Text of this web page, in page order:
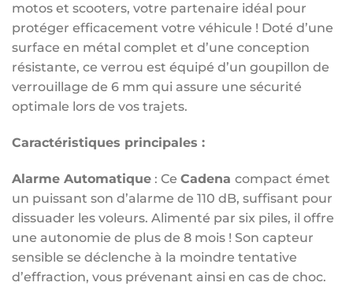
motos et scooters, votre partenaire idéal pour
protéger efficacement votre véhicule ! Doté d’une
surface en métal complet et d’une conception
résistante, ce verrou est équipé d’un goupillon de
verrouillage de 6 mm qui assure une sécurité
optimale lors de vos trajets.
Caractéristiques principales :
Alarme Automatique : Ce Cadena compact émet
un puissant son d’alarme de 110 dB, suffisant pour
dissuader les voleurs. Alimenté par six piles, il offre
une autonomie de plus de 8 mois ! Son capteur
sensible se déclenche à la moindre tentative
d’effraction, vous prévenant ainsi en cas de choc.